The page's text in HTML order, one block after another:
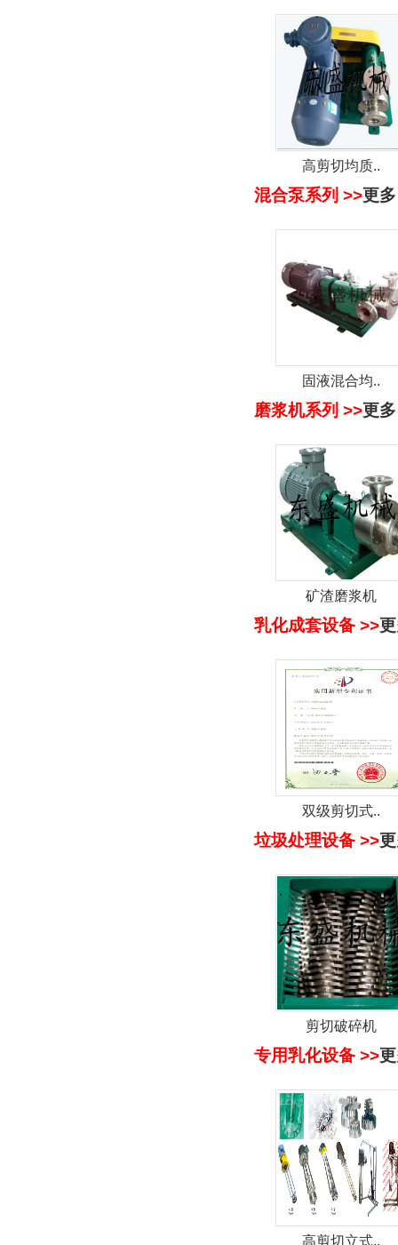
高剪切均质..
混合泵系列 >>更多
固液混合均..
磨浆机系列 >>更多
矿渣磨浆机
乳化成套设备 >>
双级剪切式..
垃圾处理设备 >>
剪切破碎机
专用乳化设备 >>
高剪切立式..